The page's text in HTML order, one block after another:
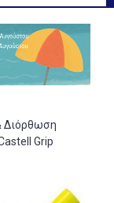
Διόρθωση
Grip